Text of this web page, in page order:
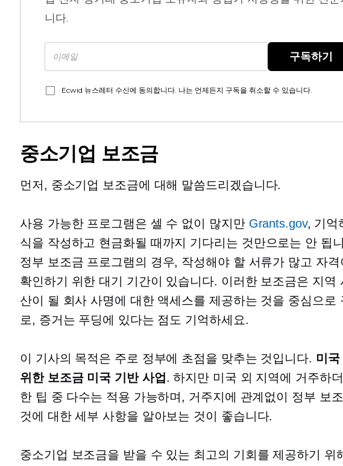
니다.
구독하기
Ecwid 뉴스레터 수신에 동의합니다. 나는 언제든지 구독을 취소할 수 있습니다.
중소기업 보조금
먼저, 중소기업 보조금에 대해 말씀드리겠습니다.
사용 가능한 프로그램은 셀 수 없이 많지만 Grants.gov, 기억
식을 작성하고 현금화될 때까지 기다리는 것만으로는 안 됩
정부 보조금 프로그램의 경우, 작성해야 할 서류가 많고 자격
확인하기 위한 대기 기간이 있습니다. 이러한 보조금은 지역
산이 될 회사 사명에 대한 액세스를 제공하는 것을 중심으로
로, 증거는 푸딩에 있다는 점도 기억하세요.
이 기사의 목적은 주로 정부에 초점을 맞추는 것입니다. 미
위한 보조금 미국 기반사업 . 하지만 미국 외 지역에 거주하
한 팁 중 다수는 적용 가능하며, 거주지에 관계없이 정부 보
것에 대한 세부 사항을 알아보는 것이 좋습니다.
중소기업 보조금을 받을 수 있는 최고의 기회를 제공하기 위